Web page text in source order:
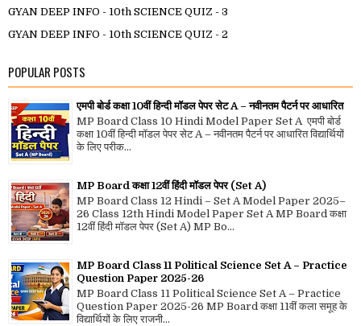
GYAN DEEP INFO - 10th SCIENCE QUIZ - 3
GYAN DEEP INFO - 10th SCIENCE QUIZ - 2
POPULAR POSTS
एमपी बोर्ड कक्षा 10वीं हिन्दी मॉडल पेपर सेट A – नवीनतम पैटर्न पर आधारित
MP Board Class 10 Hindi Model Paper Set A एमपी बोर्ड
कक्षा 10वीं हिन्दी मॉडल पेपर सेट A – नवीनतम पैटर्न पर आधारित विद्यार्थियों
के लिए परीक...
MP Board कक्षा 12वीं हिंदी मॉडल पेपर (Set A)
MP Board Class 12 Hindi – Set A Model Paper 2025–
26 Class 12th Hindi Model Paper Set A MP Board कक्षा
12वीं हिंदी मॉडल पेपर (Set A) MP Bo...
MP Board Class 11 Political Science Set A – Practice
Question Paper 2025-26
MP Board Class 11 Political Science Set A – Practice
Question Paper 2025-26 MP Board कक्षा 11वीं कला समूह के
विद्यार्थियों के लिए राजनी...